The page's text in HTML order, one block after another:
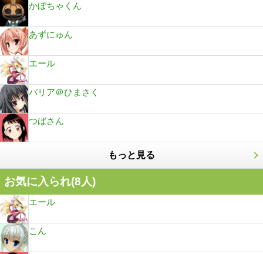
かぼちゃくん
あずにゅん
エール
バリア＠ひまさく
つばさん
もっと見る
お気に入られ(8人)
エール
こん